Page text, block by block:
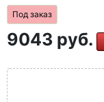
Под заказ
9043 руб.